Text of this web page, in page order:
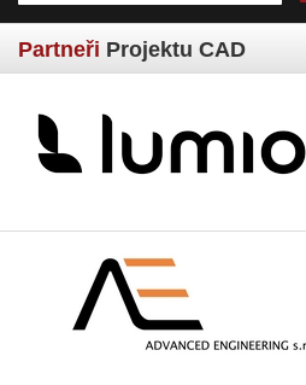
Partneři Projektu CAD